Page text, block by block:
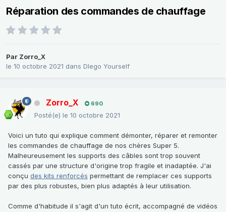
Réparation des commandes de chauffage
Par Zorro_X
le 10 octobre 2021 dans DIego Yourself
Zorro_X 690
Posté(e) le 10 octobre 2021
Voici un tuto qui explique comment démonter, réparer et remonter
les commandes de chauffage de nos chères Super 5.
Malheureusement les supports des câbles sont trop souvent
cassés par une structure d'origine trop fragile et inadaptée. J'ai
conçu des kits renforcés permettant de remplacer ces supports
par des plus robustes, bien plus adaptés à leur utilisation.
Comme d'habitude il s'agit d'un tuto écrit, accompagné de vidéos